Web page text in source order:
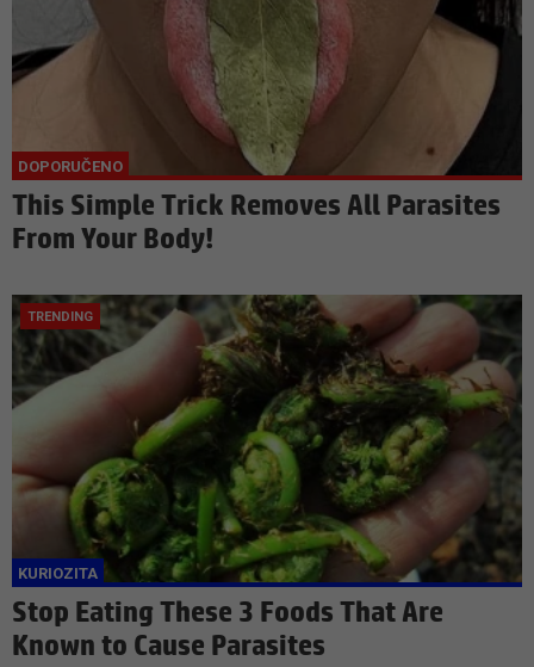
This Simple Trick Removes All Parasites
From Your Body!
Stop Eating These 3 Foods That Are
Known to Cause Parasites